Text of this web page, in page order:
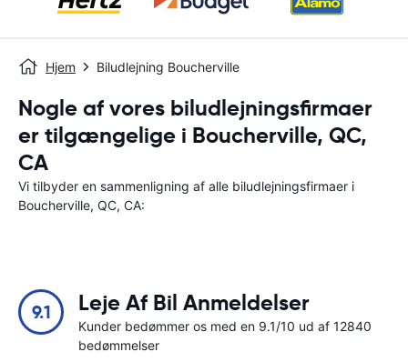
Hjem Biludlejning Boucherville
Nogle af vores biludlejningsfirmaer
er tilgængelige i Boucherville, QC,
CA
Vi tilbyder en sammenligning af alle biludlejningsfirmaer i
Boucherville, QC, CA:
9.1 Leje Af Bil Anmeldelser
Kunder bedømmer os med en 9.1/10 ud af 12840
bedømmelser